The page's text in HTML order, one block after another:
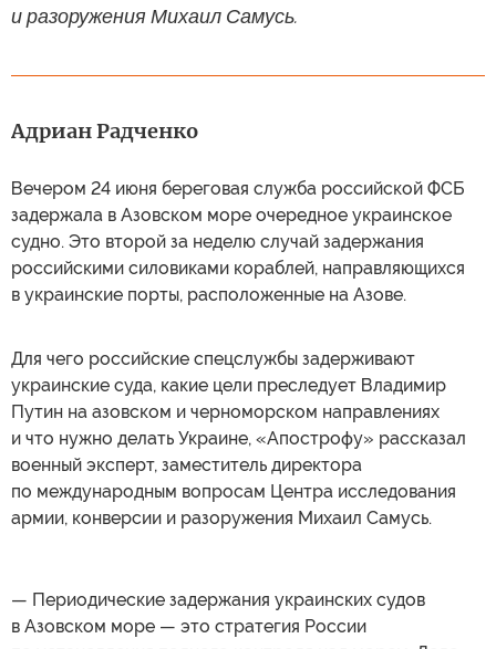
и разоружения Михаил Самусь.
Адриан Радченко
Вечером 24 июня береговая служба российской ФСБ
задержала в Азовском море очередное украинское
судно. Это второй за неделю случай задержания
российскими силовиками кораблей, направляющихся
в украинские порты, расположенные на Азове.
Для чего российские спецслужбы задерживают
украинские суда, какие цели преследует Владимир
Путин на азовском и черноморском направлениях
и что нужно делать Украине, «Апострофу» рассказал
военный эксперт, заместитель директора
по международным вопросам Центра исследования
армии, конверсии и разоружения Михаил Самусь.
— Периодические задержания украинских судов
в Азовском море — это стратегия России